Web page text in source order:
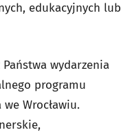
edukacyjnych lub
wydarzenia
programu
Wrocławiu.